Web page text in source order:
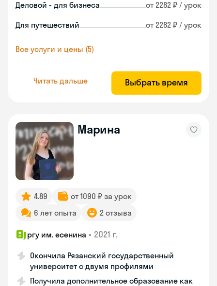
Деловой - для бизнеса от 2282 ₽ / урок
Для путешествий от 2282 ₽ / урок
Все услуги и цены (5)
Читать дальше Выбрать время
Марина
4.89
от 1090 ₽ за урок
6 лет опыта
2 отзыва
ргу им. есенина • 2021 г.
Окончила Рязанский государственный
университет с двумя профилями
Получила дополнительное образование как